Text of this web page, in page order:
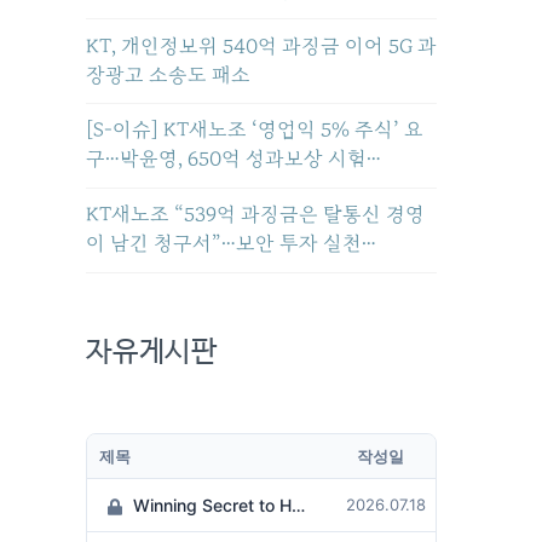
KT, 개인정보위 540억 과징금 이어 5G 과
장광고 소송도 패소
[S-이슈] KT새노조 ‘영업익 5% 주식’ 요
구…박윤영, 650억 성과보상 시험…
KT새노조 “539억 과징금은 탈통신 경영
이 남긴 청구서”…보안 투자 실천…
자유게시판
제목 작성일
Winning Secret to Hit the Jackpot! 2026.07.18